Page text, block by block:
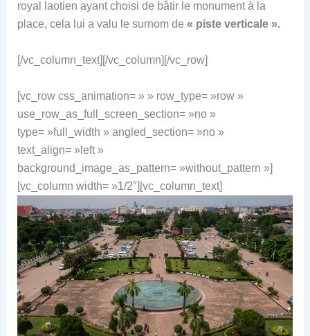
royal laotien ayant choisi de bâtir le monument à la
place, cela lui a valu le surnom de « piste verticale ».
[/vc_column_text][/vc_column][/vc_row]
[vc_row css_animation= » » row_type= »row »
use_row_as_full_screen_section= »no »
type= »full_width » angled_section= »no »
text_align= »left »
background_image_as_pattern= »without_pattern »]
[vc_column width= »1/2″][vc_column_text]